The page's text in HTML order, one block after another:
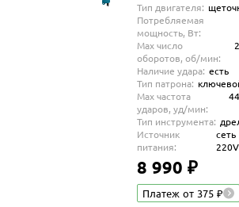
Тип двигателя:
Потребляемая
мощность, Вт:
Max число
оборотов, об/мин:
Наличие удара: есть
Тип патрона:
Max частота
ударов, уд/мин:
Тип инструмента:
Источник
питания:
сеть
220V
8 990 ₽
Платеж от 375 ₽